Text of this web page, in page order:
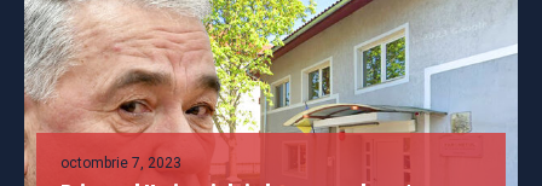
octombrie 7, 2023